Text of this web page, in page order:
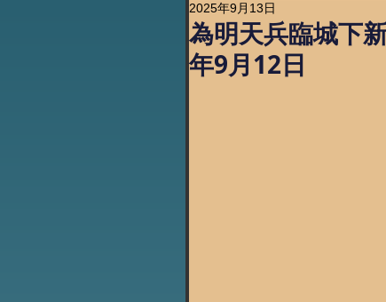
為明天兵臨城下
年9月12日
2025年9月13日